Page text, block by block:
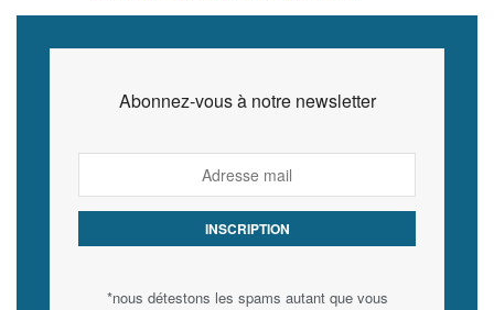
Abonnez-vous à notre newsletter
*nous détestons les spams autant que vous